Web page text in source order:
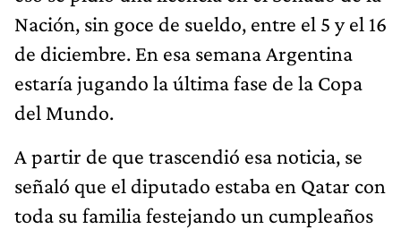
Nación, sin goce de sueldo, entre el 5 y el 16
de diciembre. En esa semana Argentina
estaría jugando la última fase de la Copa
del Mundo.
A partir de que trascendió esa noticia, se
señaló que el diputado estaba en Qatar con
toda su familia festejando un cumpleaños